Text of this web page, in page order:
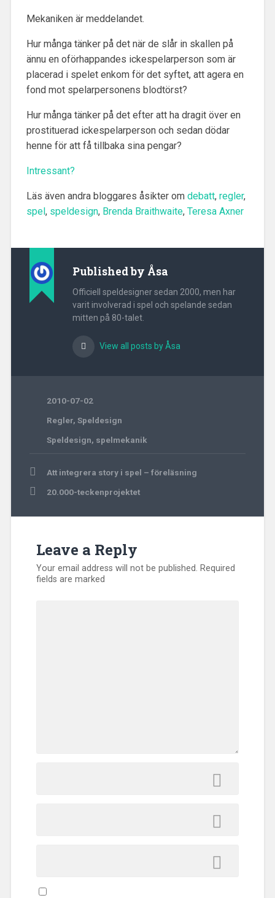
Mekaniken är meddelandet.
Hur många tänker på det när de slår in skallen på
ännu en oförhappandes ickespelarperson som är
placerad i spelet enkom för det syftet, att agera en
fond mot spelarpersonens blodtörst?
Hur många tänker på det efter att ha dragit över en
prostituerad ickespelarperson och sedan dödar
henne för att få tillbaka sina pengar?
Intressant?
Läs även andra bloggares åsikter om debatt, regler,
spel, speldesign, Brenda Braithwaite, Teresa Axner
Published by Åsa
Officiell speldesigner sedan 2000, men har
varit involverad i spel och spelande sedan
mitten på 80-talet.
View all posts by Åsa
2010-07-02
Regler, Speldesign
Speldesign, spelmekanik
PostAtt integrera story i spel – föreläsning
20.000-teckenprojektet
Leave a Reply
Your email address will not be published. Required
fields are marked